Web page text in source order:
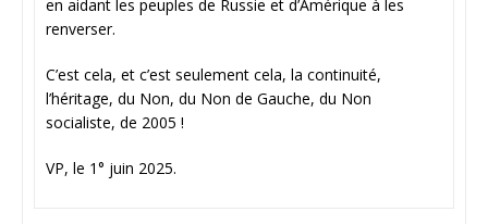
en aidant les peuples de Russie et d’Amérique à les
renverser.
C’est cela, et c’est seulement cela, la continuité,
l’héritage, du Non, du Non de Gauche, du Non
socialiste, de 2005 !
VP, le 1° juin 2025.